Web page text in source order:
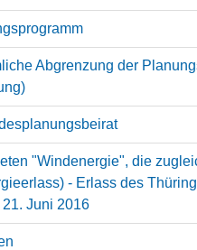
Abgrenzung der
"Windenergie", die
- Erlass des
21. Juni 2016